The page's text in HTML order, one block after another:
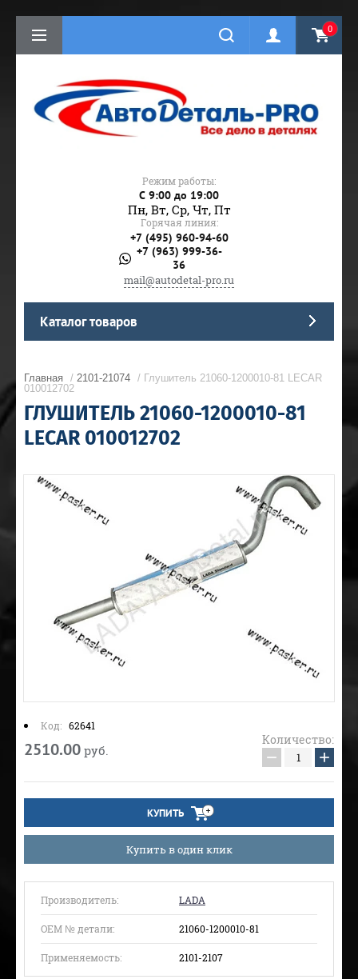
0
Режим работы:
C 9:00 до 19:00
Пн, Вт, Ср, Чт, Пт
Горячая линия:
+7 (495) 960-94-60
+7 (963) 999-36-
36
mail@autodetal-pro.ru
Каталог товаров
Главная / 2101-21074 / Глушитель 21060-1200010-81 LECAR
010012702
ГЛУШИТЕЛЬ 21060-1200010-81
LECAR 010012702
Код: 62641
2510.00 руб.
Количество:
− +
КУПИТЬ
Купить в один клик
Производитель: LADA
ОЕМ № детали: 21060-1200010-81
Применяемость: 2101-2107